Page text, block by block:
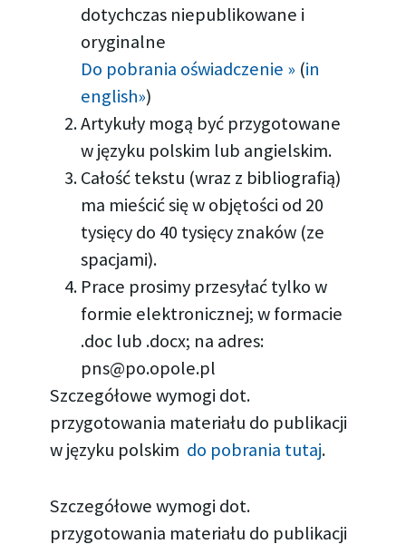
dotychczas niepublikowane i
oryginalne
Do pobrania oświadczenie » (in
english»)
Artykuły mogą być przygotowane
w języku polskim lub angielskim.
Całość tekstu (wraz z bibliografią)
ma mieścić się w objętości od 20
tysięcy do 40 tysięcy znaków (ze
spacjami).
Prace prosimy przesyłać tylko w
formie elektronicznej; w formacie
.doc lub .docx; na adres:
pns@po.opole.pl
Szczegółowe wymogi dot.
przygotowania materiału do publikacji
w języku polskim do pobrania tutaj.
Szczegółowe wymogi dot.
przygotowania materiału do publikacji